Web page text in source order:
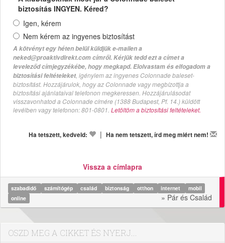
biztosítás INGYEN. Kéred?
Igen, kérem
Nem kérem az ingyenes biztosítást
A kötvényt egy héten belül küldjük e-mailen a
neked@proaktivdirekt.com címről. Kérjük tedd ezt a címet a
leveleződ címjegyzékébe, hogy megkapd. Elolvastam és elfogadom a
biztosítási feltételeket, igénylem az ingyenes Colonnade baleset-
biztosítást. Hozzájárulok, hogy az Colonnade vagy megbízottja a
biztosítási ajánlataival telefonon megkeressen. Hozzájárulásodat
visszavonhatod a Colonnade címére (1388 Budapest, Pf. 14.) küldött
levélben vagy telefonon: 801-0801. Letöltöm a biztosítási feltételeket.
Ha tetszett, kedveld: | Ha nem tetszett, írd meg miért nem!
Vissza a címlapra
szabadidő számítógép család biztonság otthon internet
mobil
online
» Pár és Család
OSZD MEG A CIKKET ÉS NYERJ...